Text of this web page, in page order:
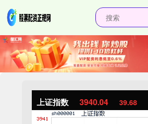
上证指数 3940.04 39.68